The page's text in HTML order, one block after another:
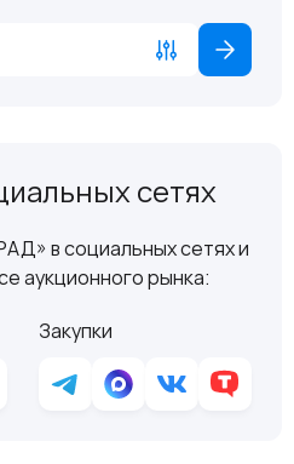
сетях
в социальных сетях и
аукционного рынка:
Закупки